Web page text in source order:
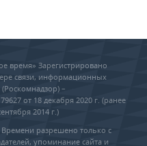
время» Зарегистрировано
связи, информационных
–
от 18 декабря 2020 г. (ранее
2014 г.)
разрешено только с
упоминание сайта и